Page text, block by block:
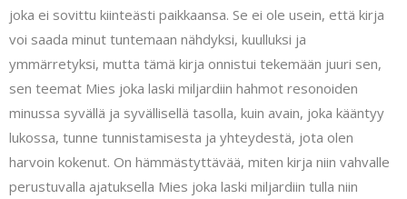
joka ei sovittu kiinteästi paikkaansa. Se ei ole usein, että kirja
voi saada minut tuntemaan nähdyksi, kuulluksi ja
ymmärretyksi, mutta tämä kirja onnistui tekemään juuri sen,
sen teemat Mies joka laski miljardiin hahmot resonoiden
minussa syvällä ja syvällisellä tasolla, kuin avain, joka kääntyy
lukossa, tunne tunnistamisesta ja yhteydestä, jota olen
harvoin kokenut. On hämmästyttävää, miten kirja niin vahvalle
perustuvalla ajatuksella Mies joka laski miljardiin tulla niin